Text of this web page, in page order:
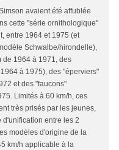
avaient été affublée
cette "série ornithologique"
entre 1964 et 1975 (et
Schwalbe/hirondelle),
de 1964 à 1971, des
à 1975), des "éperviers"
et des "faucons"
Limités à 60 km/h, ces
très prisés par les jeunes,
entre les 2
modèles d'origine de la
km/h applicable à la